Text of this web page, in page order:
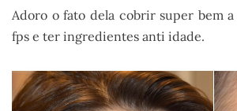
Adoro o fato dela cobrir super bem
fps e ter ingredientes anti idade.